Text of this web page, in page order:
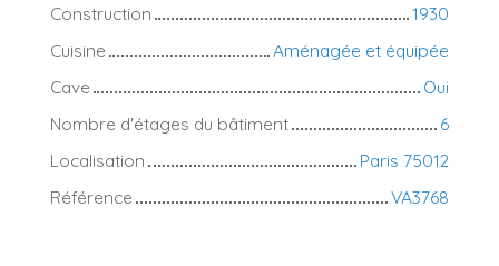
Construction
1930
Cuisine
Aménagée et équipée
Cave
Oui
Nombre d'étages du bâtiment
6
Localisation
Paris 75012
Référence
VA3768